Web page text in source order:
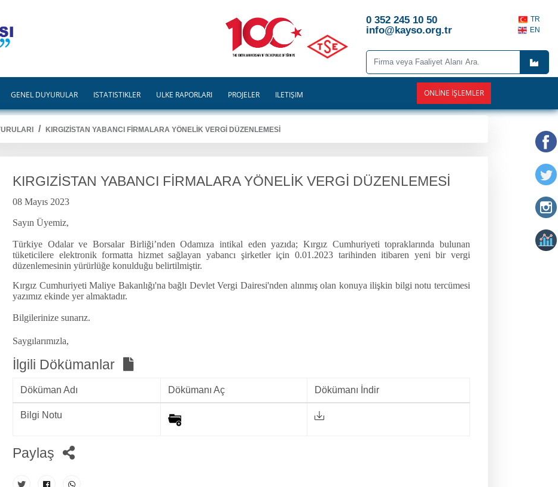
0 352 245 10 50
info@kayso.org.tr
TR
EN
GENEL DUYURULAR İSTATİSTİKLER ÜLKE RAPORLARI PROJELER İLETİŞİM ONLINE İŞLEMLER
KIRGIZİSTAN YABANCI FİRMALARA YÖNELİK VERGİ DÜZENLEMESİ
KIRGIZİSTAN YABANCI FİRMALARA YÖNELİK VERGİ DÜZENLEMESİ
08 Mayıs 2023
Sayın Üyemiz,
Türkiye Odalar ve Borsalar Birliği’nden Odamıza intikal eden yazıda; Kırgız Cumhuriyeti topraklarında bulunan
tüketicilere elektronik formatta hizmet sağlayan yabancı şirketler için 0.01.2023 tarihinden itibaren yeni bir vergi
düzenlemesinin yürürlüğe konulduğu belirtilmiştir.
Kırgız Cumhuriyeti Maliye Bakanlığı'na bağlı Devlet Vergi Dairesi'nden alınmış olan konuya ilişkin bilgi notu tercümesi
yazımız ekinde yer almaktadır.
Bilgilerinize sunarız.
Saygılarımızla,
İlgili Dökümanlar
Döküman Adı Dökümanı Aç Dökümanı İndir
Bilgi Notu
Paylaş